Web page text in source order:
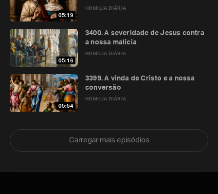
05:19
HOMILIA DIÁRIA
05:16
HOMILIA DIÁRIA
3400. A severidade de Jesus contra
a nossa malícia
05:54
HOMILIA DIÁRIA
3399. A vinda de Cristo e a nossa
conversão
Carregar mais episódios